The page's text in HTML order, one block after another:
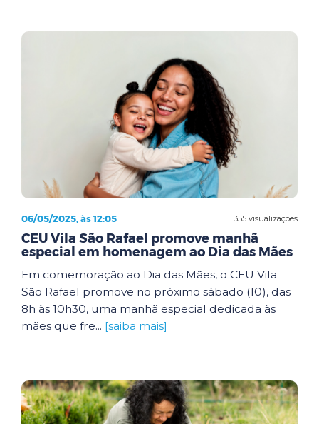
355 visualizações
06/05/2025, às 12:05
CEU Vila São Rafael promove manhã
especial em homenagem ao Dia das Mães
Em comemoração ao Dia das Mães, o CEU Vila
São Rafael promove no próximo sábado (10), das
8h às 10h30, uma manhã especial dedicada às
mães que fre... [saiba mais]